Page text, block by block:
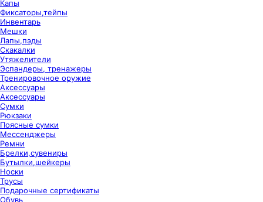
Капы
Фиксаторы,тейпы
Инвентарь
Мешки
Лапы,пэды
Скакалки
Утяжелители
Эспандеры, тренажеры
Тренировочное оружие
Аксессуары
Аксессуары
Сумки
Рюкзаки
Поясные сумки
Мессенджеры
Ремни
Брелки,сувениры
Бутылки,шейкеры
Носки
Трусы
Подарочные сертификаты
Обувь